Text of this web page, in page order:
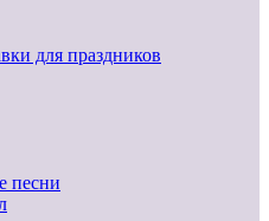
для праздников
песни